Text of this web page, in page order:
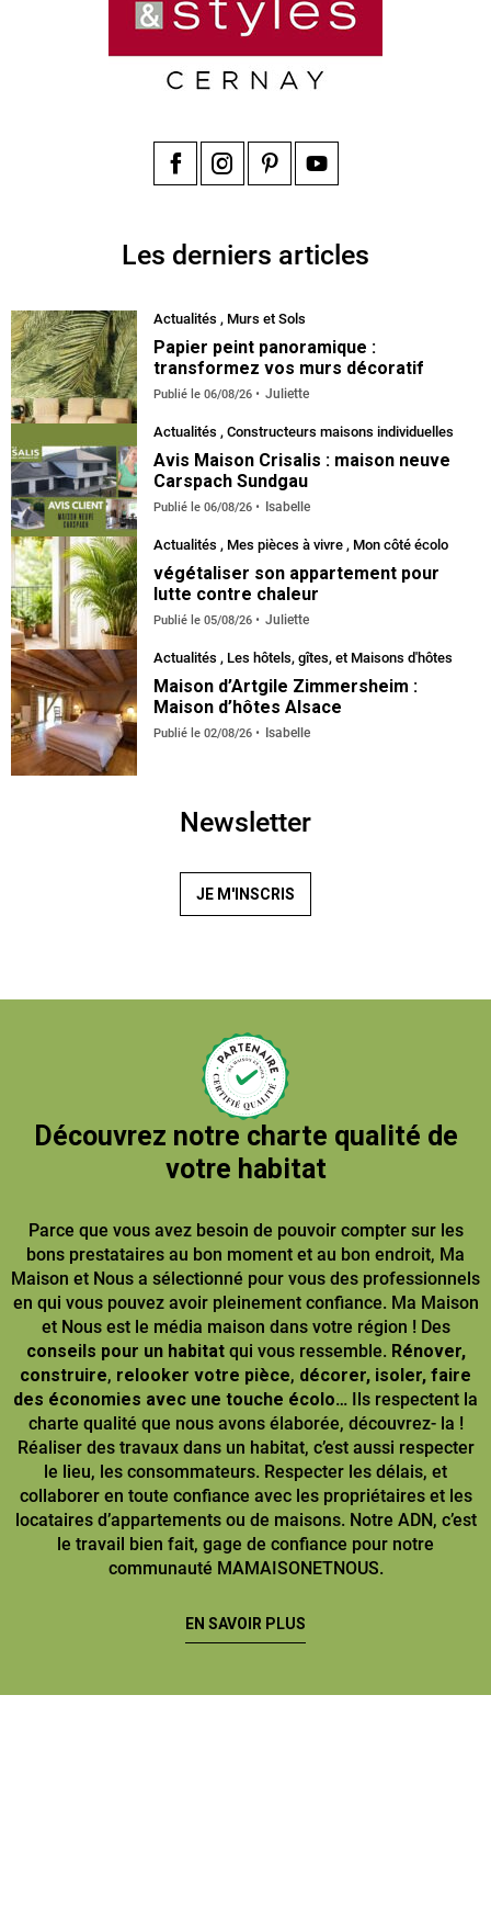
Les derniers articles
Actualités , Murs et Sols
Papier peint panoramique :
transformez vos murs décoratif
Publié le 06/08/26 Juliette
Actualités , Constructeurs maisons individuelles
Avis Maison Crisalis : maison neuve
Carspach Sundgau
Publié le 06/08/26 Isabelle
Actualités , Mes pièces à vivre , Mon côté écolo
végétaliser son appartement pour
lutte contre chaleur
Publié le 05/08/26 Juliette
Actualités , Les hôtels, gîtes, et Maisons d'hôtes
Maison d’Artgile Zimmersheim :
Maison d’hôtes Alsace
Publié le 02/08/26 Isabelle
Newsletter
JE M'INSCRIS
Découvrez notre charte qualité de
votre habitat
Parce que vous avez besoin de pouvoir compter sur les
bons prestataires au bon moment et au bon endroit, Ma
Maison et Nous a sélectionné pour vous des professionnels
en qui vous pouvez avoir pleinement confiance. Ma Maison
et Nous est le média maison dans votre région ! Des
conseils pour un habitatqui vous ressemble. Rénover,
construire, relooker votre pièce, décorer, isoler, faire
des économies avec une touche écolo… Ils respectent la
charte qualité que nous avons élaborée, découvrez- la !
Réaliser des travaux dans un habitat, c’est aussi respecter
le lieu, les consommateurs. Respecter les délais, et
collaborer en toute confiance avec les propriétaires et les
locataires d’appartements ou de maisons. Notre ADN, c’est
le travail bien fait, gage de confiance pour notre
communauté MAMAISONETNOUS.
EN SAVOIR PLUS